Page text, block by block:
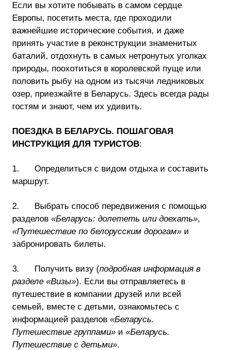
Если вы хотите побывать в самом сердце
Европы, посетить места, где проходили
важнейшие исторические события, и даже
принять участие в реконструкции знаменитых
баталий, отдохнуть в самых нетронутых уголках
природы, поохотиться в королевской пуще или
половить рыбу на одном из тысячи ледниковых
озер, приезжайте в Беларусь. Здесь всегда рады
гостям и знают, чем их удивить.
ПОЕЗДКА В БЕЛАРУСЬ. ПОШАГОВАЯ
ИНСТРУКЦИЯ ДЛЯ ТУРИСТОВ:
1. Определиться с видом отдыха и составить
маршрут.
2. Выбрать способ передвижения с помощью
разделов «Беларусь: долететь или доехать»,
«Путешествие по белорусским дорогам» и
забронировать билеты.
3. Получить визу (подробная информация в
разделе «Визы»). Если вы отправляетесь в
путешествие в компании друзей или всей
семьей, вместе с детьми, ознакомьтесь с
информацией разделов «Беларусь.
Путешествие группами» и «Беларусь.
Путешествие с детьми».